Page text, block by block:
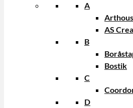
A
AS
B
Bostik
C
D